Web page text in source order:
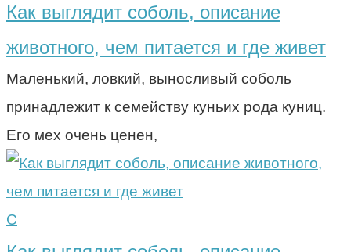
Как выглядит соболь, описание
животного, чем питается и где живет
Маленький, ловкий, выносливый соболь
принадлежит к семейству куньих рода куниц.
Его мех очень ценен,
С